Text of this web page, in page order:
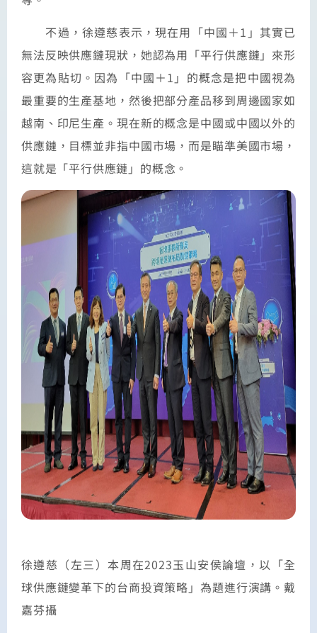
不過，徐遵慈表示，現在用「中國＋1」其實已
無法反映供應鏈現狀，她認為用「平行供應鏈」來形
容更為貼切。因為「中國＋1」的概念是把中國視為
最重要的生產基地，然後把部分產品移到周邊國家如
越南、印尼生產。現在新的概念是中國或中國以外的
供應鏈，目標並非指中國市場，而是瞄準美國市場，
這就是「平行供應鏈」的概念。
徐遵慈（左三）本周在2023玉山安侯論壇，以「全
球供應鏈變革下的台商投資策略」為題進行演講。戴
嘉芬攝